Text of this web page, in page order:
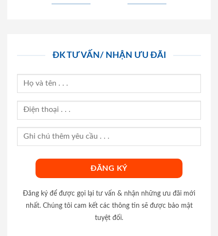
ĐK TƯ VẤN/ NHẬN ƯU ĐÃI
Đăng ký để được gọi lại tư vấn & nhận những ưu đãi mới
nhất. Chúng tôi cam kết các thông tin sẽ được bảo mật
tuyệt đối.